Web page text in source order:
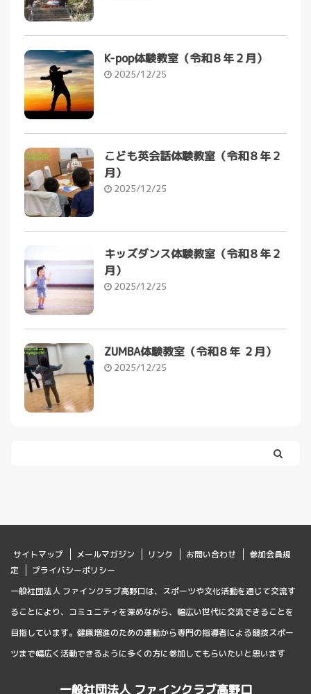
K-pop体験教室（令和８年２月）
2025/12/25
こども英会話体験教室（令和８年２
月）
2025/12/25
キッズダンス体験教室（令和８年２
月）
2025/12/25
ZUMBA体験教室（令和８年 ２月）
2025/12/25
サイトマップ メールマガジン リンク お問い合わせ
参加会員規
定
プライバシーポリシー
一般社団法人 ファインクラブ高野口は、スポーツや文化活動を通じて交流す
ることにより、コミュニティを深めながら、幅広い世代に交流できることを
目指しています。健康増進のための運動から専門の指導者による競技スポー
ツまで幅広く活動できるように多くの方に参加してもらいたいと思います
一般社団法人 ファインクラブ高野口